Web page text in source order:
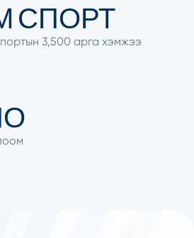
СПОРТ
3,500 арга хэмжээ